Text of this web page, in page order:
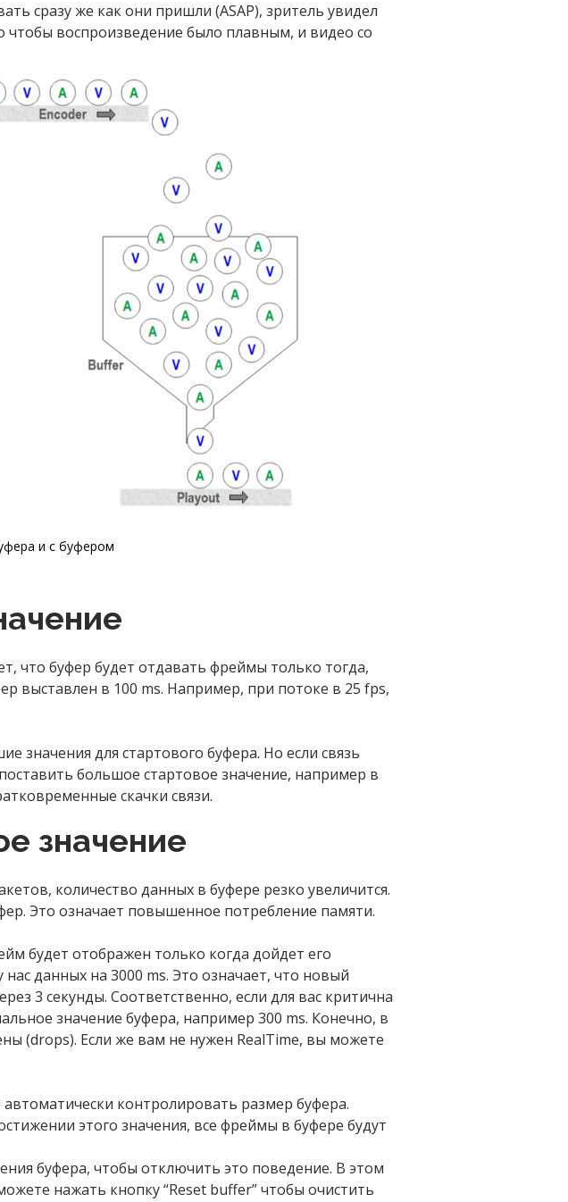
сразу же как они пришли (ASAP), зритель увидел
воспроизведение было плавным, и видео со
и с буфером
что буфер будет отдавать фреймы только тогда,
выставлен в 100 ms. Например, при потоке в 25 fps,
значения для стартового буфера. Но если связь
большое стартовое значение, например в
скачки связи.
значение
количество данных в буфере резко увеличится.
Это означает повышенное потребление памяти.
будет отображен только когда дойдет его
данных на 3000 ms. Это означает, что новый
3 секунды. Соответственно, если для вас критична
значение буфера, например 300 ms. Конечно, в
(drops). Если же вам не нужен RealTime, вы можете
контролировать размер буфера.
этого значения, все фреймы в буфере будут
буфера, чтобы отключить это поведение. В этом
нажать кнопку “Reset buffer” чтобы очистить